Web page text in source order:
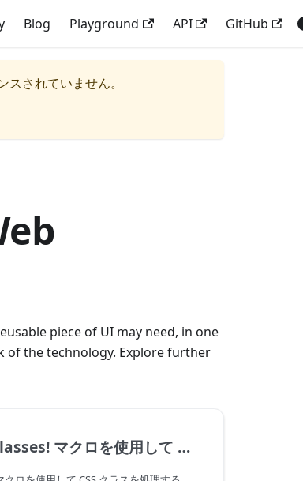
Blog Playground API GitHub
されていません。
piece of UI may need, in one
of the technology. Explore further
classes! マクロを使用して CSS クラスを処理する